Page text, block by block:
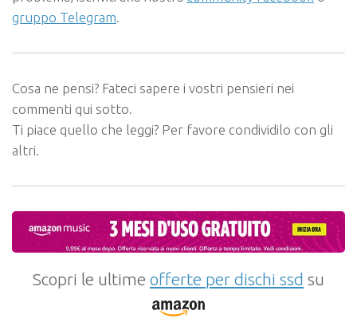
gruppo Telegram.
Cosa ne pensi? Fateci sapere i vostri pensieri nei
commenti qui sotto.
Ti piace quello che leggi? Per favore condividilo con gli
altri.
Scopri le ultime offerte per dischi ssd su